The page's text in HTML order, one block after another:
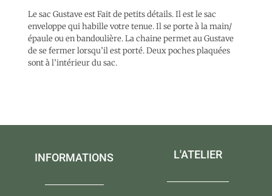
Le sac Gustave est Fait de petits détails. Il est le sac
enveloppe qui habille votre tenue. Il se porte à la main/
épaule ou en bandoulière. La chaine permet au Gustave
de se fermer lorsqu’il est porté. Deux poches plaquées
sont à l’intérieur du sac.
INFORMATIONS L'ATELIER